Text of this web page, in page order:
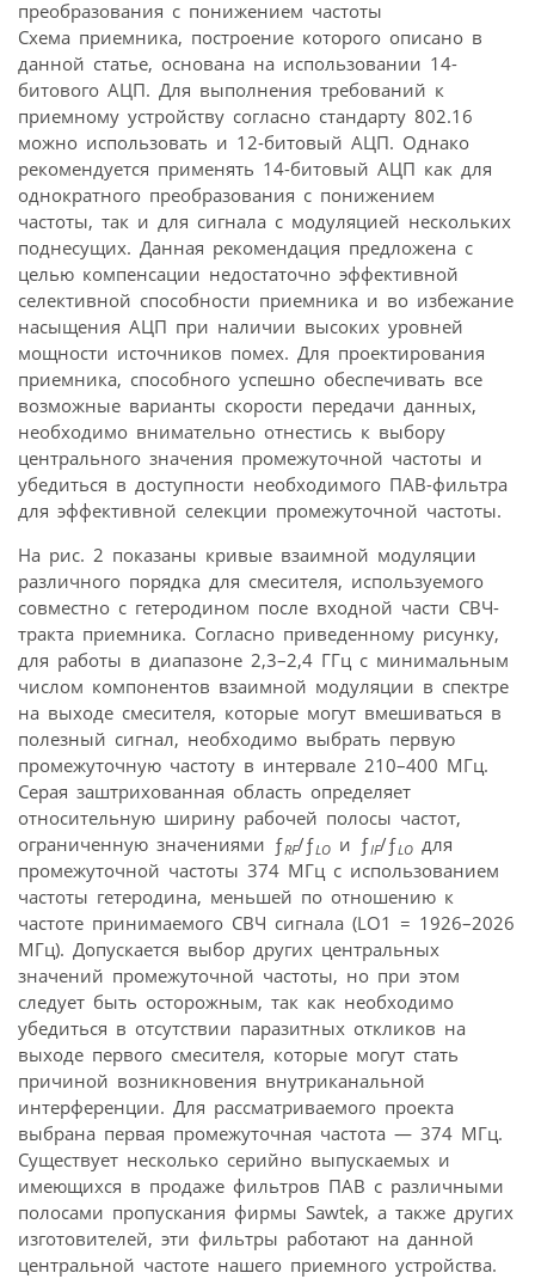
Схема приемника, построение которого описано в
данной статье, основана на использовании 14-
битового АЦП. Для выполнения требований к
приемному устройству согласно стандарту 802.16
можно использовать и 12-битовый АЦП. Однако
рекомендуется применять 14-битовый АЦП как для
однократного преобразования с понижением
частоты, так и для сигнала с модуляцией нескольких
поднесущих. Данная рекомендация предложена с
целью компенсации недостаточно эффективной
селективной способности приемника и во избежание
насыщения АЦП при наличии высоких уровней
мощности источников помех. Для проектирования
приемника, способного успешно обеспечивать все
возможные варианты скорости передачи данных,
необходимо внимательно отнестись к выбору
центрального значения промежуточной частоты и
убедиться в доступности необходимого ПАВ-фильтра
для эффективной селекции промежуточной частоты.
На рис. 2 показаны кривые взаимной модуляции
различного порядка для смесителя, используемого
совместно с гетеродином после входной части СВЧ-
тракта приемника. Согласно приведенному рисунку,
для работы в диапазоне 2,3–2,4 ГГц с минимальным
числом компонентов взаимной модуляции в спектре
на выходе смесителя, которые могут вмешиваться в
полезный сигнал, необходимо выбрать первую
промежуточную частоту в интервале 210–400 МГц.
Серая заштрихованная область определяет
относительную ширину рабочей полосы частот,
ограниченную значениями ƒRF/ƒLO и ƒIF/ƒLO для
промежуточной частоты 374 МГц с использованием
частоты гетеродина, меньшей по отношению к
частоте принимаемого СВЧ сигнала (LO1 = 1926–2026
МГц). Допускается выбор других центральных
значений промежуточной частоты, но при этом
следует быть осторожным, так как необходимо
убедиться в отсутствии паразитных откликов на
выходе первого смесителя, которые могут стать
причиной возникновения внутриканальной
интерференции. Для рассматриваемого проекта
выбрана первая промежуточная частота — 374 МГц.
Существует несколько серийно выпускаемых и
имеющихся в продаже фильтров ПАВ с различными
полосами пропускания фирмы Sawtek, а также других
изготовителей, эти фильтры работают на данной
центральной частоте нашего приемного устройства.